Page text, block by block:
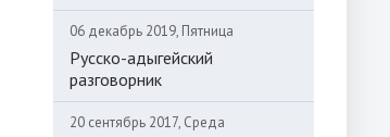
06 декабрь 2019, Пятница
Русско-адыгейский
разговорник
20 сентябрь 2017, Среда